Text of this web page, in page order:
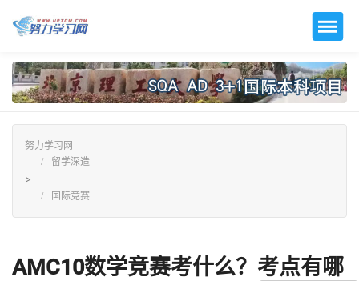
努力学习网
留学深造
>
国际竞赛
AMC10数学竞赛考什么？考点有哪